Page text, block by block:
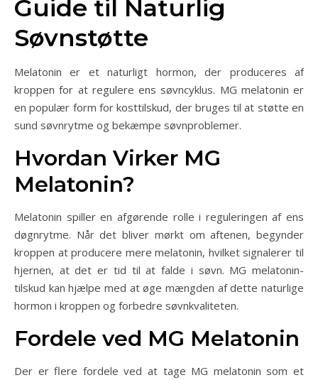
Guide til Naturlig
Søvnstøtte
Melatonin er et naturligt hormon, der produceres af
kroppen for at regulere ens søvncyklus. MG melatonin er
en populær form for kosttilskud, der bruges til at støtte en
sund søvnrytme og bekæmpe søvnproblemer.
Hvordan Virker MG
Melatonin?
Melatonin spiller en afgørende rolle i reguleringen af ens
døgnrytme. Når det bliver mørkt om aftenen, begynder
kroppen at producere mere melatonin, hvilket signalerer til
hjernen, at det er tid til at falde i søvn. MG melatonin-
tilskud kan hjælpe med at øge mængden af dette naturlige
hormon i kroppen og forbedre søvnkvaliteten.
Fordele ved MG Melatonin
Der er flere fordele ved at tage MG melatonin som et